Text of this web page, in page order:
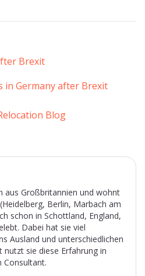
Brexit
in Germany after Brexit
Blog
aus Großbritannien und wohnt
Berlin, Marbach am
schon in Schottland, England,
Dabei hat sie viel
Ausland und unterschiedlichen
nutzt sie diese Erfahrung in
Consultant.